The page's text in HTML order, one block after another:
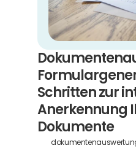
Schritten zur
Anerkennung
Dokumente